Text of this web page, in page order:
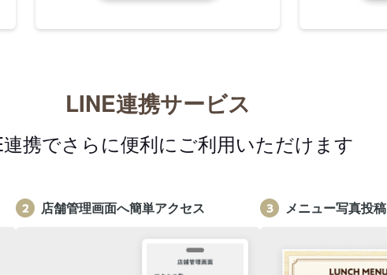
LINE連携サービス
連携でさらに便利にご利用いただけます
店舗管理画面へ簡単アクセス メニュー写真投稿